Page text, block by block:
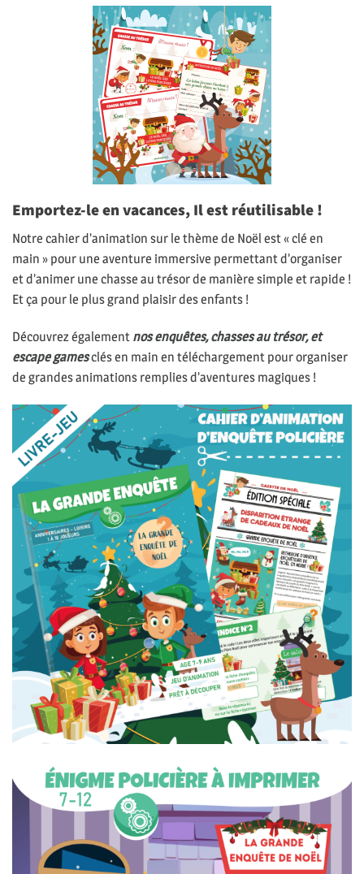
Emportez-le en vacances, Il est réutilisable !
Notre cahier d’animation sur le thème de Noël est « clé en
main » pour une aventure immersive permettant d’organiser
et d’animer une chasse au trésor de manière simple et rapide !
Et ça pour le plus grand plaisir des enfants !
Découvrez également nos enquêtes, chasses au trésor, et
escape gamesclés en main en téléchargement pour organiser
de grandes animations remplies d’aventures magiques !